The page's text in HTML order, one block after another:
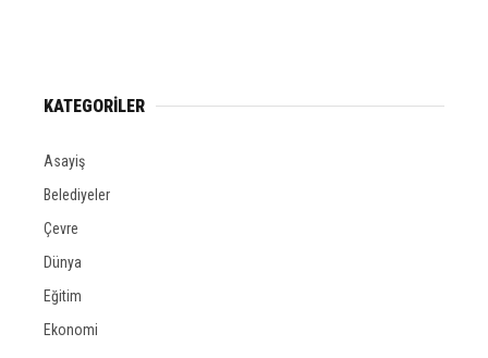
KATEGORİLER
Asayiş
Belediyeler
Çevre
Dünya
Eğitim
Ekonomi